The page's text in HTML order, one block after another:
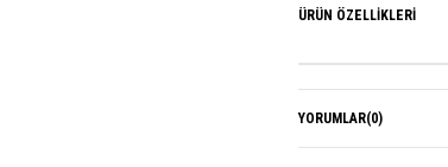
ÜRÜN ÖZELLIKLERI
YORUMLAR(0)